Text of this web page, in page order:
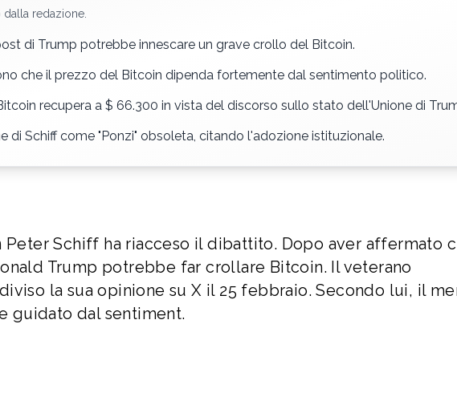
dalla redazione.
di Trump potrebbe innescare un grave crollo del Bitcoin.
che il prezzo del Bitcoin dipenda fortemente dal sentimento politico.
recupera a $ 66.300 in vista del discorso sullo stato dell'Unione di
di Schiff come "Ponzi" obsoleta, citando l'adozione istituzionale.
Schiff ha riacceso il dibattito. Dopo aver affermato
Trump potrebbe far crollare Bitcoin. Il veterano
la sua opinione su X il 25 febbraio. Secondo lui, il
guidato dal sentiment.